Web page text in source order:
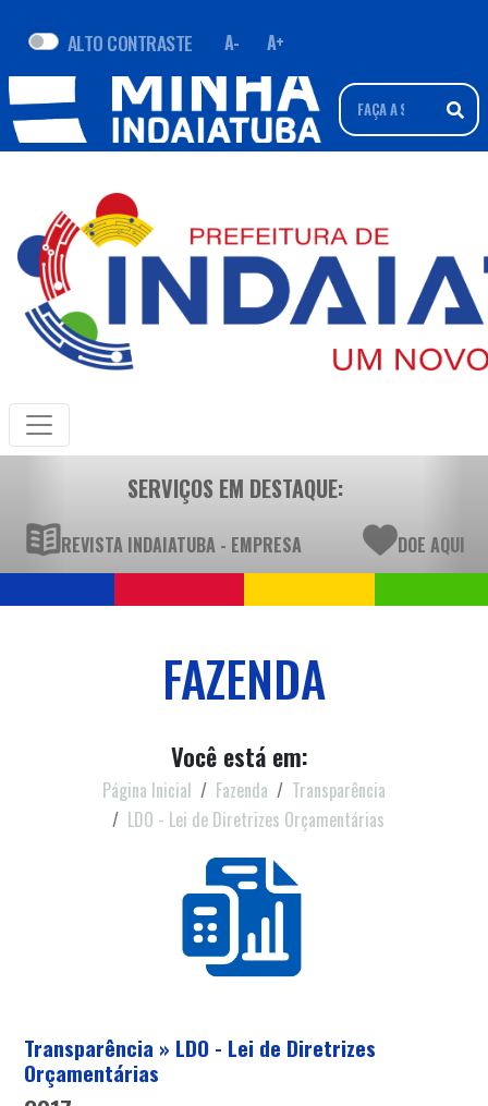
ALTO CONTRASTE A- A+
SERVIÇOS EM DESTAQUE:
REVISTA INDAIATUBA - EMPRESA DOE AQUI
FAZENDA
Você está em:
Página Inicial Fazenda
Transparência
LDO - Lei de Diretrizes Orçamentárias
Transparência » LDO - Lei de Diretrizes
Orçamentárias